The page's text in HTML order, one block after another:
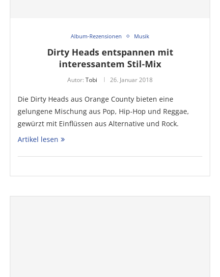
Album-Rezensionen Musik
Dirty Heads entspannen mit
interessantem Stil-Mix
Autor: Tobi 26. Januar 2018
Die Dirty Heads aus Orange County bieten eine
gelungene Mischung aus Pop, Hip-Hop und Reggae,
gewürzt mit Einflüssen aus Alternative und Rock.
Artikel lesen